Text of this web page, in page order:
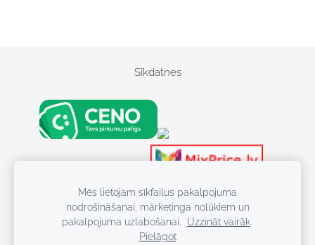
Sīkdatnes
S
Kosmētika, Batuti,
Mēs lietojam sīkfailus pakalpojuma
nodrošināšanai, mārketinga nolūkiem un
pakalpojuma uzlabošanai.
Uzzināt vairāk
Pielāgot